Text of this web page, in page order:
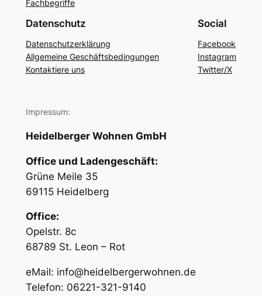
Fachbegriffe
Datenschutz
Datenschutzerklärung
Allgemeine Geschäftsbedingungen
Kontaktiere uns
Social
Facebook
Instagram
Twitter/X
Impressum:
Heidelberger Wohnen GmbH
Office und Ladengeschäft:
Grüne Meile 35
69115 Heidelberg
Office:
Opelstr. 8c
68789 St. Leon – Rot
eMail: info@heidelbergerwohnen.de
Telefon: 06221-321-9140